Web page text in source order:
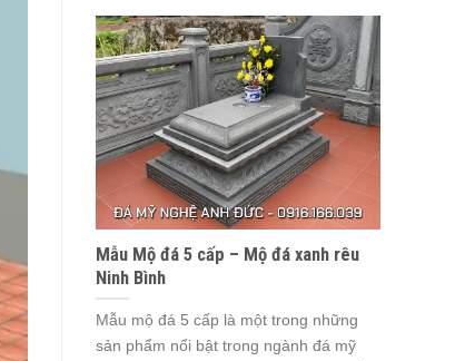
Mẫu Mộ đá 5 cấp – Mộ đá xanh rêu
Ninh Bình
Mẫu mộ đá 5 cấp là một trong những
sản phẩm nổi bật trong ngành đá mỹ